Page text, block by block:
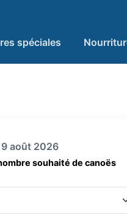
spéciales
août 2026
souhaité de canoës